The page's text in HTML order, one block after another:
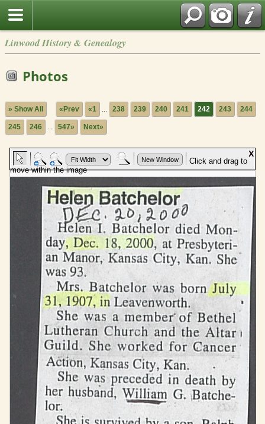
Linwood History & Genealogy
Photos
» Show All «Prev «1 ... 238 239 240 241 242 243 244
245 246 ... 547» Next»